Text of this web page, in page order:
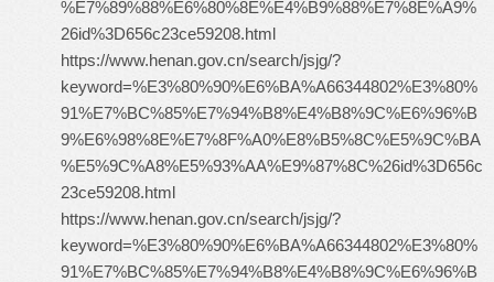
%E7%89%88%E6%80%8E%E4%B9%88%E7%8E%A9%
26id%3D656c23ce59208.html
https://www.henan.gov.cn/search/jsjg/?
keyword=%E3%80%90%E6%BA%A66344802%E3%80%
91%E7%BC%85%E7%94%B8%E4%B8%9C%E6%96%B
9%E6%98%8E%E7%8F%A0%E8%B5%8C%E5%9C%BA
%E5%9C%A8%E5%93%AA%E9%87%8C%26id%3D656c
23ce59208.html
https://www.henan.gov.cn/search/jsjg/?
keyword=%E3%80%90%E6%BA%A66344802%E3%80%
91%E7%BC%85%E7%94%B8%E4%B8%9C%E6%96%B